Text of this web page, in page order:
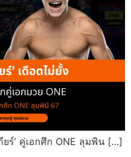
ยร์’ คู่เอกศึก ONE ลุมพิน […]